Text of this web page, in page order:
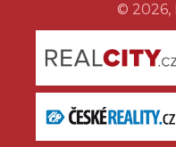
© 2026,